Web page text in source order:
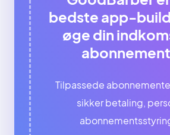
bedste app-
øge din
Tilpassede
sikker betaling,